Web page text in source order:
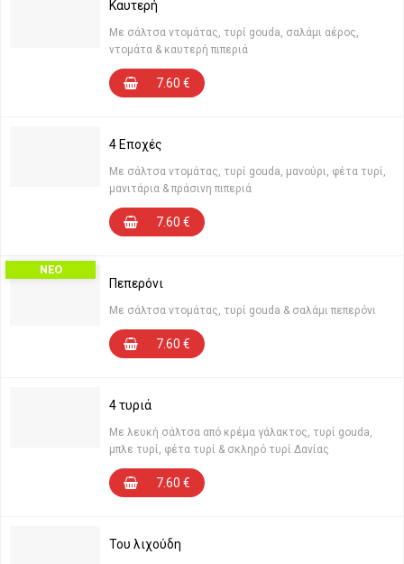
Καυτερή
Με σάλτσα ντομάτας, τυρί gouda, σαλάμι αέρος,
ντομάτα & καυτερή πιπεριά
7.60 €
4 Εποχές
Με σάλτσα ντομάτας, τυρί gouda, μανούρι, φέτα τυρί,
μανιτάρια & πράσινη πιπεριά
7.60 €
ΝΕΟ
Πεπερόνι
Με σάλτσα ντομάτας, τυρί gouda & σαλάμι πεπερόνι
7.60 €
4 τυριά
Με λευκή σάλτσα από κρέμα γάλακτος, τυρί gouda,
μπλε τυρί, φέτα τυρί & σκληρό τυρί Δανίας
7.60 €
Του λιχούδη